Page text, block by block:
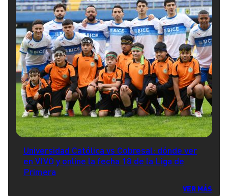
Universidad Católica vs Cobresal: dónde ver
en VIVO y online la fecha 18 de la Liga de
Primera
VER MÁS